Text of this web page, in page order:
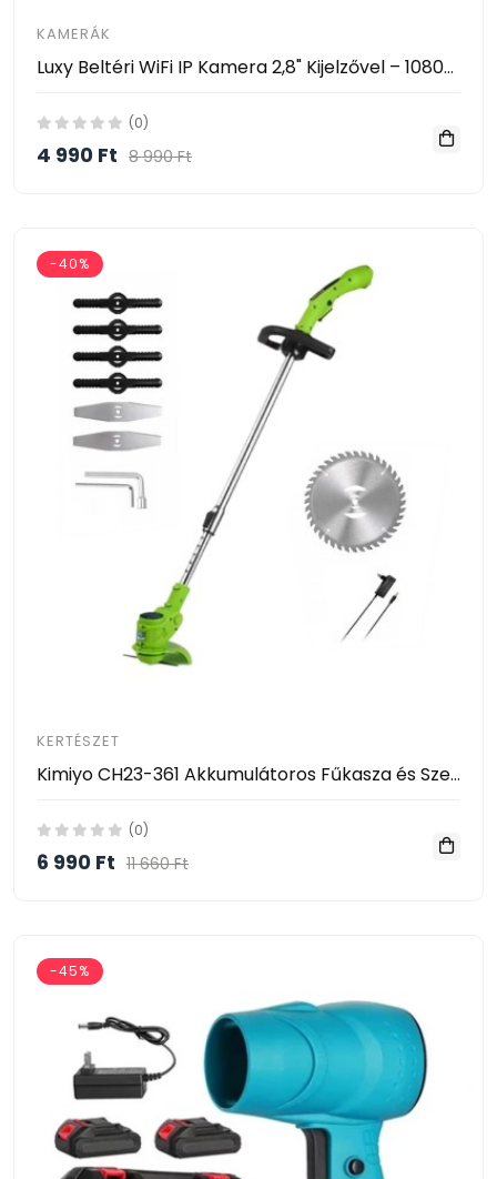
KAMERÁK
Luxy Beltéri WiFi IP Kamera 2,8" Kijelzővel – 1080P, AI Mozgásérzékelés, 360° Forgatható- Video Calling Smart Camera
(0)
4 990 Ft 8 990 Ft
-40%
KERTÉSZET
Kimiyo CH23-361 Akkumulátoros Fűkasza és Szegélynyíró 24V – 2 Akkumulátorral
(0)
6 990 Ft 11 660 Ft
-45%